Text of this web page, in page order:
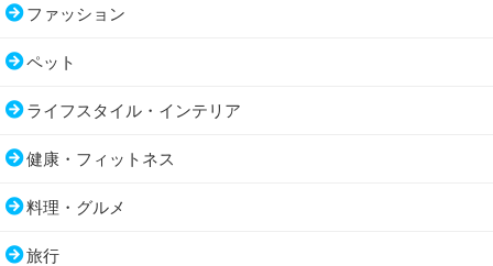
ファッション
ペット
ライフスタイル・インテリア
健康・フィットネス
料理・グルメ
旅行